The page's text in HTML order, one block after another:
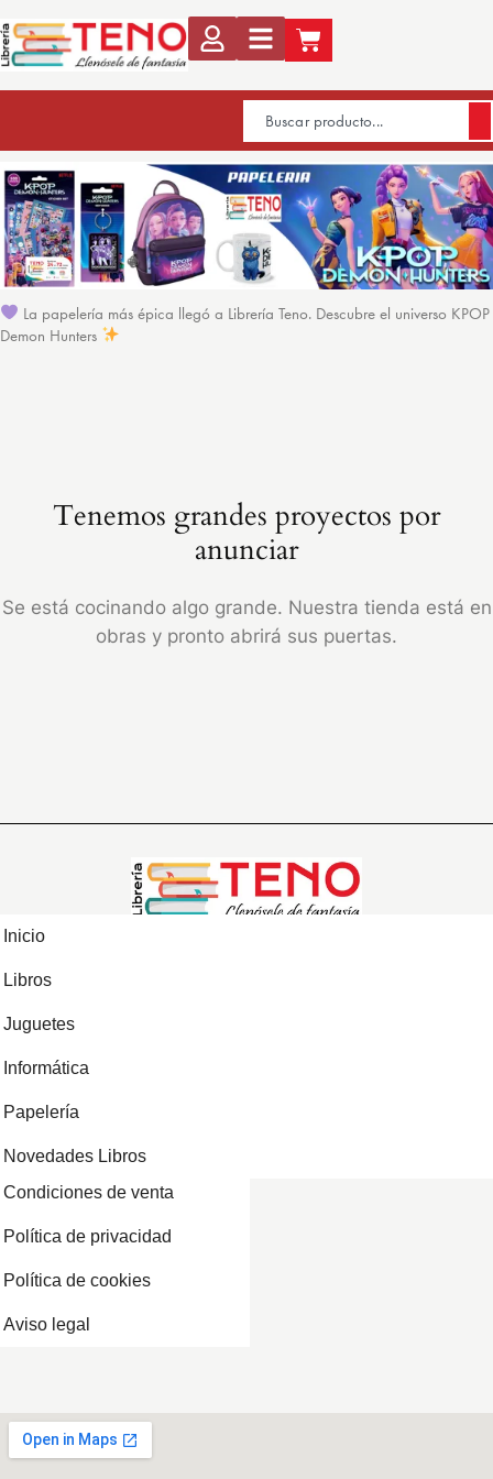
La papelería más épica llegó a Librería Teno. Descubre el universo KPOP
Demon Hunters
Tenemos grandes proyectos por
anunciar
Se está cocinando algo grande. Nuestra tienda está en
obras y pronto abrirá sus puertas.
Inicio
Libros
Juguetes
Informática
Papelería
Novedades Libros
Condiciones de venta
Política de privacidad
Política de cookies
Aviso legal